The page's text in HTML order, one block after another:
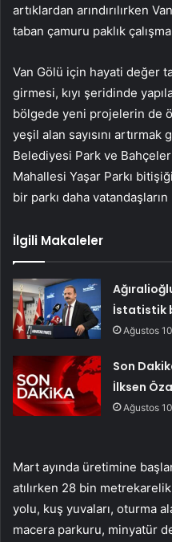
artıklardan arındırılırken
taban çamuru paklık
Van Gölü için hayati değer
girmesi, kıyı şeridinde
bölgede yeni projelerin de
yeşil alan sayısını
Belediyesi Park ve
Mahallesi Yaşar Parkı
bir parkı daha
İlgili Makaleler
İstatistik
Ağustos
Son
İlksen
Ağustos
Mart ayında üretimine
atılırken 28 bin
yolu, kuş yuvaları, oturma
macera parkuru, minyatür